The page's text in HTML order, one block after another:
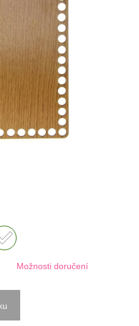
Možnosti doručení